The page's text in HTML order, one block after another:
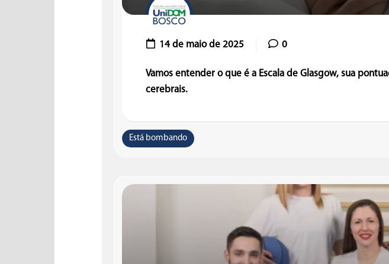
14 de maio de 2025 0
Vamos entender o que é a Escala de Glasgow, sua
cerebrais.
Está bombando